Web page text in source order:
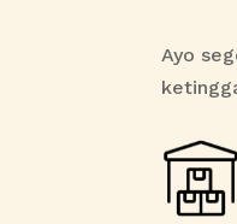
Ayo